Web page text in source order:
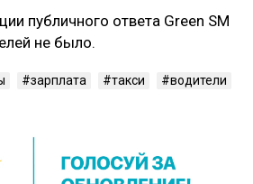
публичного ответа Green SM
не было.
зарплата такси водители